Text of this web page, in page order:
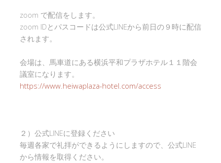
zoom で配信をします。
zoom IDとパスコードは公式LINEから前日の９時に配信
されます。
会場は、馬車道にある横浜平和プラザホテル１１階会
議室になります。
https://www.heiwaplaza-hotel.com/access
２）公式LINEに登録ください
毎週各家で礼拝ができるようにしますので、公式LINE
から情報を取得ください。